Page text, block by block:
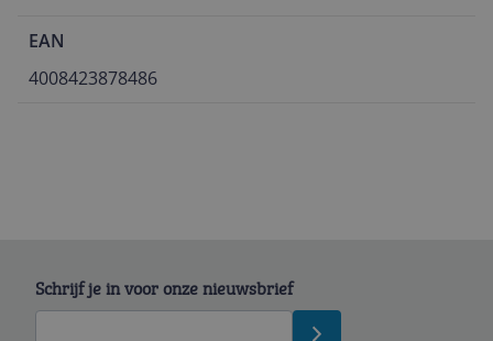
EAN
4008423878486
Schrijf je in voor onze nieuwsbrief